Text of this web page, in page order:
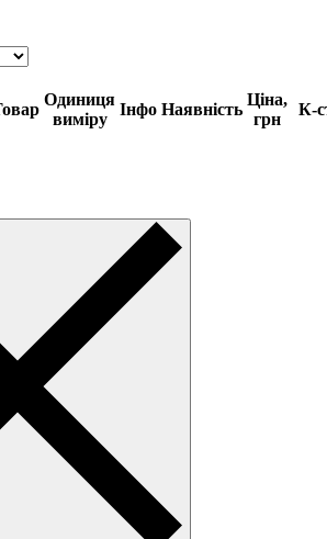
Одиниця
виміру
Інфо Наявність
Ціна,
грн
К-